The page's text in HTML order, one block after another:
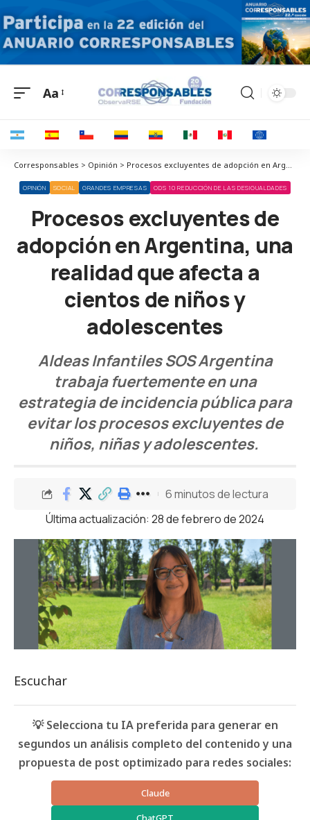
Aa
Corresponsables > Opinión > Procesos excluyentes de adopción en Argentina, una realidad que afecta a cientos de niños y adolescentes
OPINIÓN SOCIAL GRANDES EMPRESAS ODS 10 REDUCCIÓN DE LAS DESIGUALDADES
Procesos excluyentes de
adopción en Argentina, una
realidad que afecta a
cientos de niños y
adolescentes
Aldeas Infantiles SOS Argentina
trabaja fuertemente en una
estrategia de incidencia pública para
evitar los procesos excluyentes de
niños, niñas y adolescentes.
Última actualización: 28 de febrero de 2024
6 minutos de lectura
Escuchar
💡 Selecciona tu IA preferida para generar en
segundos un análisis completo del contenido y una
propuesta de post optimizado para redes sociales:
Claude